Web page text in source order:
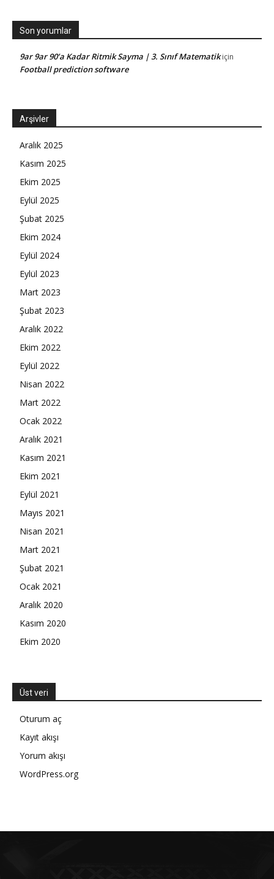
Son yorumlar
9ar 9ar 90’a Kadar Ritmik Sayma | 3. Sınıf Matematikiçin
Football prediction software
Arşivler
Aralık 2025
Kasım 2025
Ekim 2025
Eylül 2025
Şubat 2025
Ekim 2024
Eylül 2024
Eylül 2023
Mart 2023
Şubat 2023
Aralık 2022
Ekim 2022
Eylül 2022
Nisan 2022
Mart 2022
Ocak 2022
Aralık 2021
Kasım 2021
Ekim 2021
Eylül 2021
Mayıs 2021
Nisan 2021
Mart 2021
Şubat 2021
Ocak 2021
Aralık 2020
Kasım 2020
Ekim 2020
Üst veri
Oturum aç
Kayıt akışı
Yorum akışı
WordPress.org